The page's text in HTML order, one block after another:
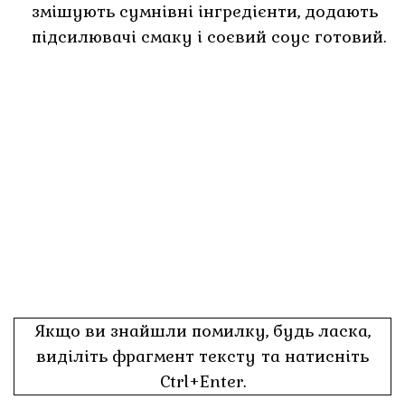
змішують сумнівні інгредієнти, додають
підсилювачі смаку і соєвий соус готовий.
Якщо ви знайшли помилку, будь ласка,
виділіть фрагмент тексту та натисніть
Ctrl+Enter.